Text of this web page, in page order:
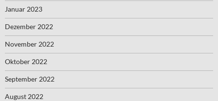
Januar 2023
Dezember 2022
November 2022
Oktober 2022
September 2022
August 2022